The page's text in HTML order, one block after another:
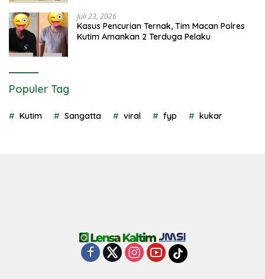
Juli 23, 2026
Kasus Pencurian Ternak, Tim Macan Polres
Kutim Amankan 2 Terduga Pelaku
Populer Tag
Kutim Sangatta viral fyp kukar